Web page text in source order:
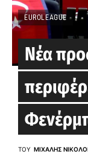
EUROLEAGUE
Νέα
ΤΟΥ ΜΙΧΆΛΗΣ